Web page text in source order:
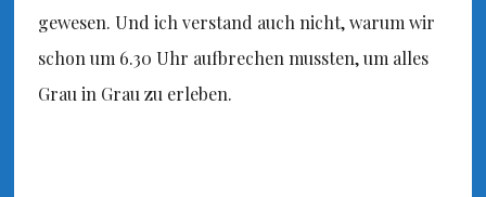
gewesen. Und ich verstand auch nicht, warum wir
schon um 6.30 Uhr aufbrechen mussten, um alles
Grau in Grau zu erleben.